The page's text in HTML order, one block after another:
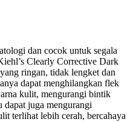
dan cocok untuk segala
Clearly Corrective Dark
ringan, tidak lengket dan
dapat menghilangkan flek
kulit, mengurangi bintik
dapat juga mengurangi
terlihat lebih cerah, bercahaya